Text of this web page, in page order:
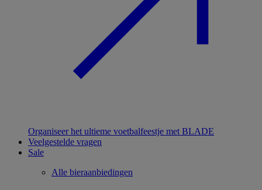
Organiseer het ultieme voetbalfeestje met BLADE
Veelgestelde vragen
Sale
Alle bieraanbiedingen